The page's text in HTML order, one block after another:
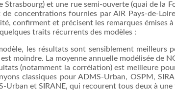
Strasbourg) et une rue semi-ouverte (quai de la
de concentrations fournies par AIR Pays-de-
confirment et précisent les remarques émises
traits récurrents des modèles :
les résultats sont sensiblement
moindre. La moyenne annuelle modélisée de
(notamment la corrélation) est meilleure
classiques pour ADMS-Urban, OSPM,
Urban et SIRANE, qui recourent tous deux à